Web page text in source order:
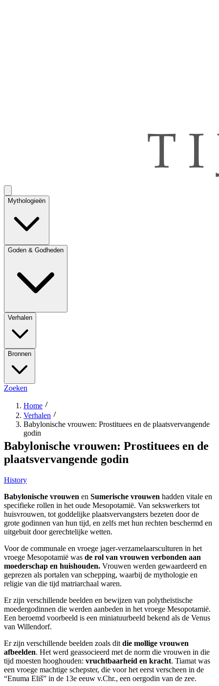
Mythologieën
Goden & Godheden
Verhalen
Bronnen
Zoeken
Home
Verhalen
Babylonische vrouwen: Prostituees en de plaatsvervangende
godin
Babylonische vrouwen: Prostituees en de
plaatsvervangende godin
History
Babylonische vrouwen en Sumerische vrouwen hadden vitale en
specifieke rollen in het oude Mesopotamië. Van sekswerkers tot
huisvrouwen, tot goddelijke plaatsvervangsters bezeten door de
grote godinnen van hun tijd, en zelfs met hun rechten beschermd en
uitgebuit door gerechtelijke wetten.
Voor de communale en vroege jager-verzamelaarsculturen in het
vroege Mesopotamië was de rol van vrouwen verbonden aan
moederschap en huishouden. Vrouwen werden gewaardeerd en
geprezen als portalen van schepping, waarbij de mythologie en
religie van die tijd matriarchaal waren.
Er zijn verschillende beelden en bewijzen van polytheïstische
moedergodinnen die werden aanbeden in het vroege Mesopotamië.
Een beroemd voorbeeld is een miniatuurbeeld bekend als de Venus
van Willendorf.
Er zijn verschillende beelden zoals dit die mollige vrouwen
afbeelden. Het werd geassocieerd met de norm die vrouwen in die
tijd moesten hooghouden: vruchtbaarheid en kracht. Tiamat was
een vroege machtige schepster, die voor het eerst verscheen in de
“Enuma Eliš” in de 13e eeuw v.Chr., een oergodin van de zee.